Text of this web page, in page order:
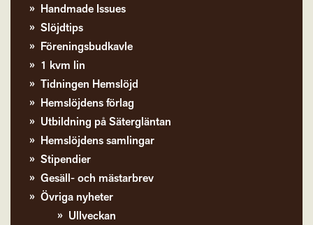
Handmade Issues
Slöjdtips
Föreningsbudkavle
1 kvm lin
Tidningen Hemslöjd
Hemslöjdens förlag
Utbildning på Sätergläntan
Hemslöjdens samlingar
Stipendier
Gesäll- och mästarbrev
Övriga nyheter
Ullveckan